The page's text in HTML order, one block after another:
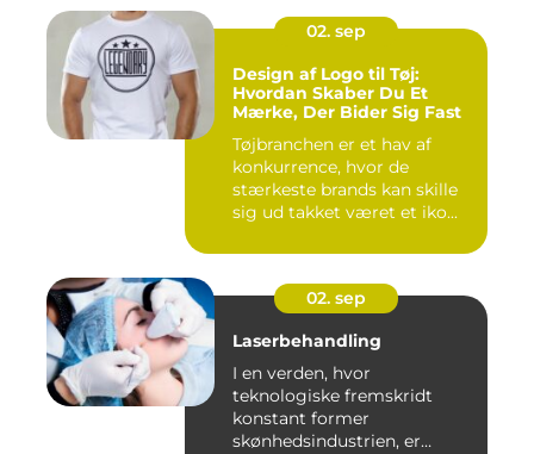
02. sep
Design af Logo til Tøj:
Hvordan Skaber Du Et
Mærke, Der Bider Sig Fast
Tøjbranchen er et hav af
konkurrence, hvor de
stærkeste brands kan skille
sig ud takket været et iko...
02. sep
Laserbehandling
I en verden, hvor
teknologiske fremskridt
konstant former
skønhedsindustrien, er